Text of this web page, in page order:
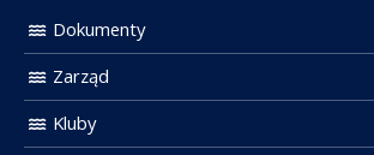
Dokumenty
Zarząd
Kluby